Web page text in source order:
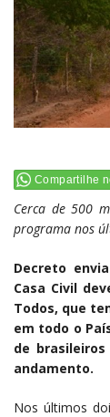
Compartilhe
Cerca de 500
programa nos
Decreto
Casa Civil
Todos, que
em todo o
de
andamento.
Nos últimos